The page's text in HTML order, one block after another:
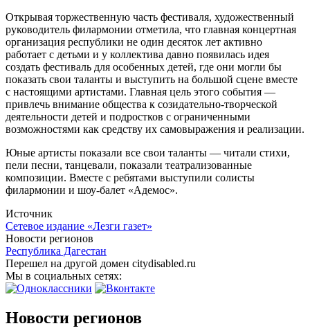
Открывая торжественную часть фестиваля, художественный
руководитель филармонии отметила, что главная концертная
организация республики не один десяток лет активно
работает с детьми и у коллектива давно появилась идея
создать фестиваль для особенных детей, где они могли бы
показать свои таланты и выступить на большой сцене вместе
с настоящими артистами. Главная цель этого события —
привлечь внимание общества к созидательно-творческой
деятельности детей и подростков с ограниченными
возможностями как средству их самовыражения и реализации.
Юные артисты показали все свои таланты — читали стихи,
пели песни, танцевали, показали театрализованные
композиции. Вместе с ребятами выступили солисты
филармонии и шоу-балет «Адемос».
Источник
Сетевое издание «Лезги газет»
Новости регионов
Республика Дагестан
Перешел на другой домен citydisabled.ru
Мы в социальных сетях:
Новости регионов